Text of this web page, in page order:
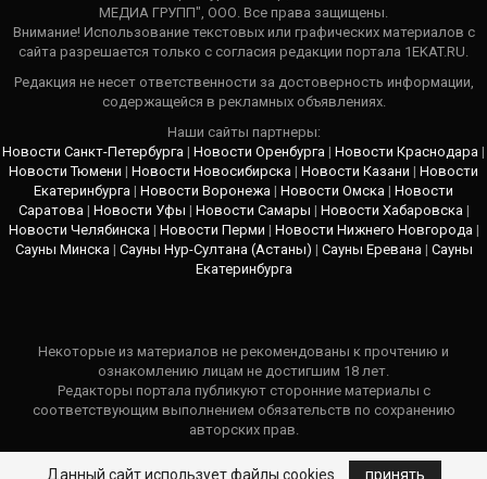
МЕДИА ГРУПП", ООО. Все права защищены.
Внимание! Использование текстовых или графических материалов с
сайта разрешается только c согласия редакции портала 1EKAT.RU.
Редакция не несет ответственности за достоверность информации,
содержащейся в рекламных объявлениях.
Наши сайты партнеры:
Новости Санкт-Петербурга | Новости Оренбурга | Новости Краснодара |
Новости Тюмени | Новости Новосибирска | Новости Казани | Новости
Екатеринбурга | Новости Воронежа | Новости Омска | Новости
Саратова | Новости Уфы | Новости Самары | Новости Хабаровска |
Новости Челябинска | Новости Перми | Новости Нижнего Новгорода |
Сауны Минска | Сауны Нур-Султана (Астаны) | Сауны Еревана | Сауны
Екатеринбурга
Некоторые из материалов не рекомендованы к прочтению и
ознакомлению лицам не достигшим 18 лет.
Редакторы портала публикуют сторонние материалы с
соответствующим выполнением обязательств по сохранению
авторских прав.
В каждом публикуемом материале указывается ссылка на источник
Данный сайт использует файлы cookies принять